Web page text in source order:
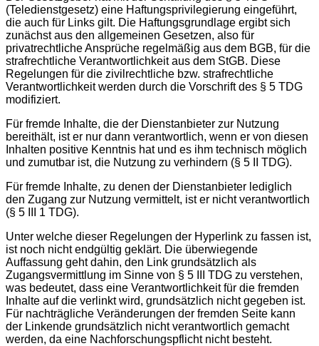
(Teledienstgesetz) eine Haftungsprivilegierung eingeführt,
die auch für Links gilt. Die Haftungsgrundlage ergibt sich
zunächst aus den allgemeinen Gesetzen, also für
privatrechtliche Ansprüche regelmäßig aus dem BGB, für die
strafrechtliche Verantwortlichkeit aus dem StGB. Diese
Regelungen für die zivilrechtliche bzw. strafrechtliche
Verantwortlichkeit werden durch die Vorschrift des § 5 TDG
modifiziert.
Für fremde Inhalte, die der Dienstanbieter zur Nutzung
bereithält, ist er nur dann verantwortlich, wenn er von diesen
Inhalten positive Kenntnis hat und es ihm technisch möglich
und zumutbar ist, die Nutzung zu verhindern (§ 5 II TDG).
Für fremde Inhalte, zu denen der Dienstanbieter lediglich
den Zugang zur Nutzung vermittelt, ist er nicht verantwortlich
(§ 5 III 1 TDG).
Unter welche dieser Regelungen der Hyperlink zu fassen ist,
ist noch nicht endgültig geklärt. Die überwiegende
Auffassung geht dahin, den Link grundsätzlich als
Zugangsvermittlung im Sinne von § 5 III TDG zu verstehen,
was bedeutet, dass eine Verantwortlichkeit für die fremden
Inhalte auf die verlinkt wird, grundsätzlich nicht gegeben ist.
Für nachträgliche Veränderungen der fremden Seite kann
der Linkende grundsätzlich nicht verantwortlich gemacht
werden, da eine Nachforschungspflicht nicht besteht.